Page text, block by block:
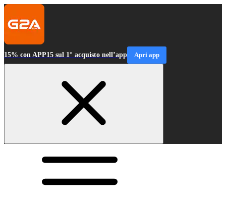
15% con APP15 sul 1° acquisto nell’app Apri app